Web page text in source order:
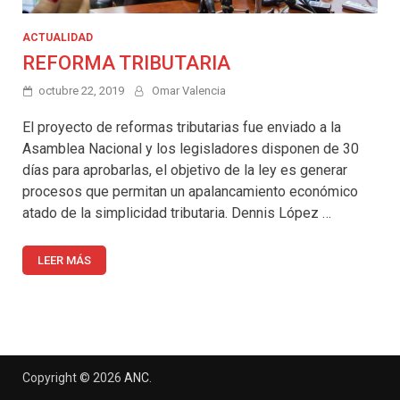
ACTUALIDAD
REFORMA TRIBUTARIA
octubre 22, 2019 Omar Valencia
El proyecto de reformas tributarias fue enviado a la
Asamblea Nacional y los legisladores disponen de 30
días para aprobarlas, el objetivo de la ley es generar
procesos que permitan un apalancamiento económico
atado de la simplicidad tributaria. Dennis López …
LEER MÁS
Copyright © 2026 ANC